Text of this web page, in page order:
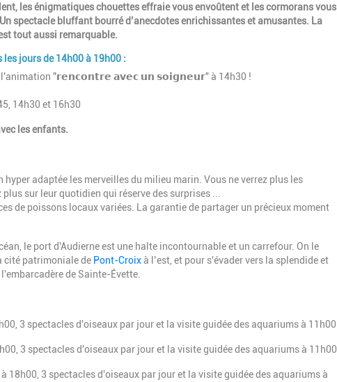
les énigmatiques chouettes effraie vous envoûtent et les cormorans vous
spectacle bluffant bourré d’anecdotes enrichissantes et amusantes. La
tout aussi remarquable.
jours de 14h00 à 19h00 :
"𝗿𝗲𝗻𝗰𝗼𝗻𝘁𝗿𝗲 𝗮𝘃𝗲𝗰 𝘂𝗻 𝘀𝗼𝗶𝗴𝗻𝗲𝘂𝗿" à 14h30 !
14h30 et 16h30
les enfants.
adaptée les merveilles du milieu marin. Vous ne verrez plus les
sur leur quotidien qui réserve des surprises ...
de poissons locaux variées. La garantie de partager un précieux moment
le port d'Audierne est une halte incontournable et un carrefour. On le
cité patrimoniale de Pont-Croixà l’est, et pour s'évader vers la splendide et
de Sainte-Évette.
3 spectacles d'oiseaux par jour et la visite guidée des aquariums à 11h00.
3 spectacles d'oiseaux par jour et la visite guidée des aquariums à 11h00.
18h00, 3 spectacles d'oiseaux par jour et la visite guidée des aquariums à